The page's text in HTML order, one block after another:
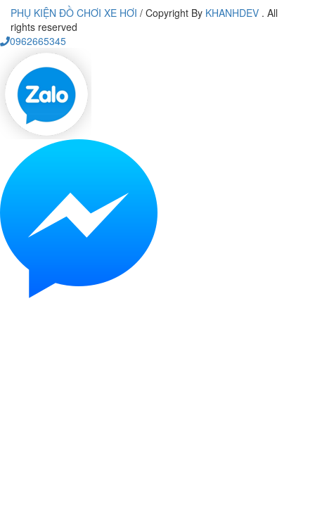
PHỤ KIỆN ĐỒ CHƠI XE HƠI / Copyright By KHANHDEV . All
rights reserved
0962665345